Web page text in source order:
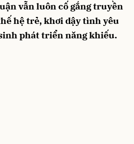
vẫn luôn cố gắng truyền
hệ trẻ, khơi dậy tình yêu
phát triển năng khiếu.